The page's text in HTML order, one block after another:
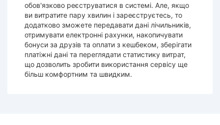
обов'язково реєструватися в системі. Але, якщо
ви витратите пару хвилин і зареєструєтесь, то
додатково зможете передавати дані лічильників,
отримувати електронні рахунки, накопичувати
бонуси за друзів та оплати з кешбеком, зберігати
платіжні дані та переглядати статистику витрат,
що дозволить зробити використання сервісу ще
більш комфортним та швидким.